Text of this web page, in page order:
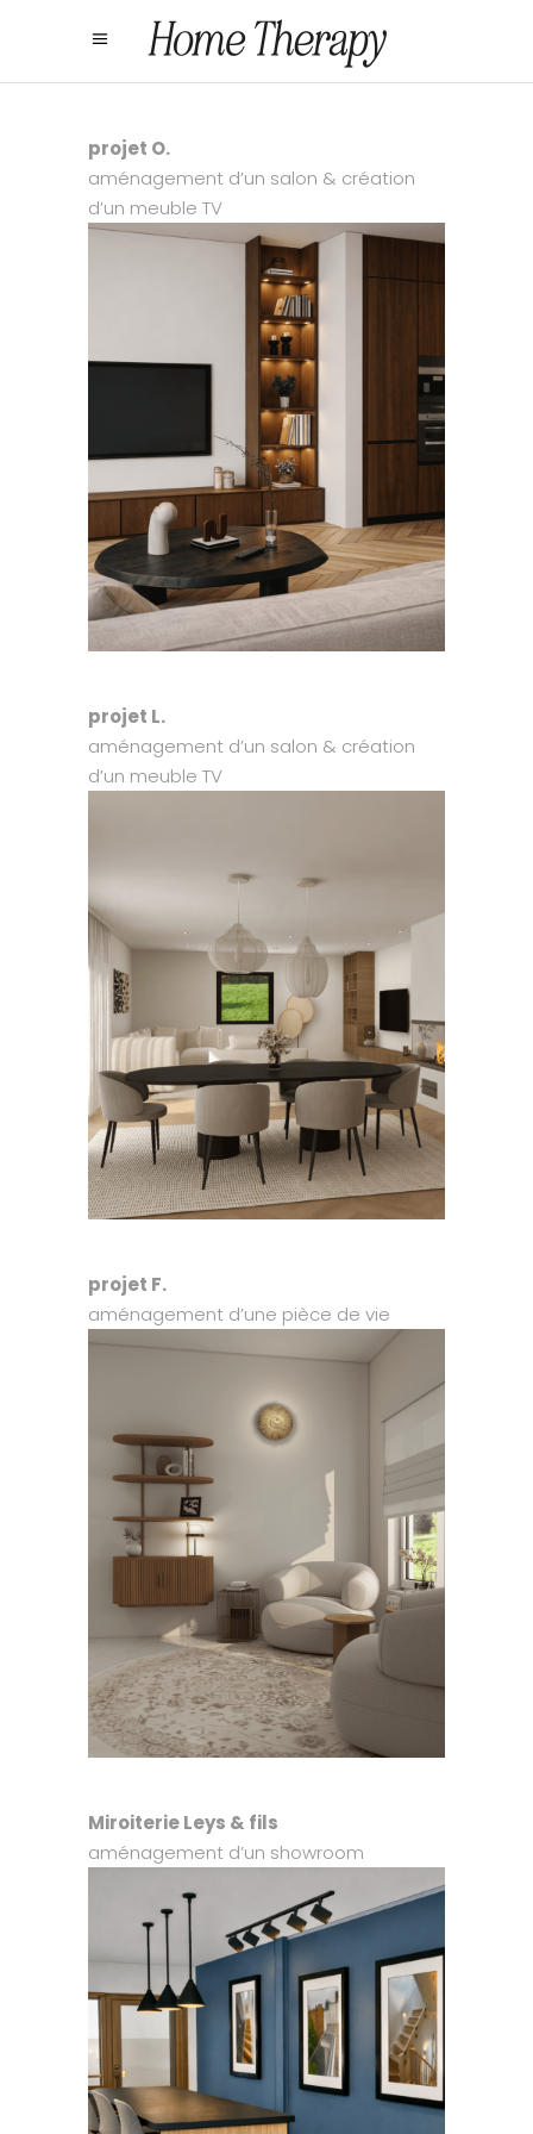
projet O.
aménagement d’un salon & création
d’un meuble TV
projet L.
aménagement d’un salon & création
d’un meuble TV
projet F.
aménagement d’une pièce de vie
Miroiterie Leys & fils
aménagement d’un showroom